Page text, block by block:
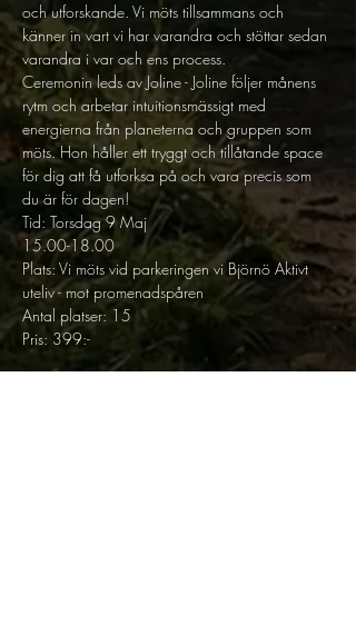
och utforskande. Vi möts tillsammans och
känner in vart vi har varandra och stöttar sedan
varandra i var och ens process.
Ceremonin leds av Joline - Joline följer månens
rytm och arbetar intuitionsmässigt med
energierna från planeterna och gruppen som
möts. Hon håller ett tryggt och tillåtande space
för dig att få utforksa på och vara precis som
du är för dagen!
Tid: Torsdag 9 Maj
15.00-18.00
Plats: Vi möts vid parkeringen vi Björnö Aktivt
uteliv - mot promenadspåren
Antal platser: 15